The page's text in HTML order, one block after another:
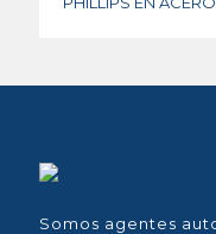
Somos agentes